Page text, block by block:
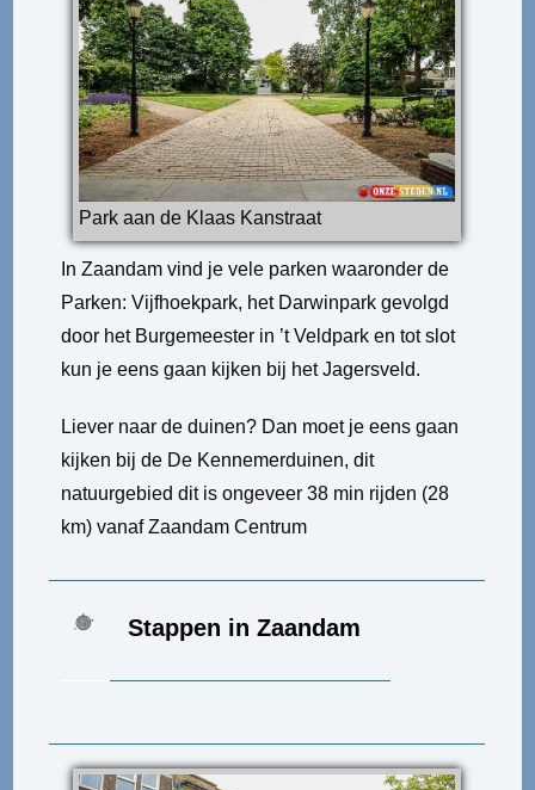
Park aan de Klaas Kanstraat
In Zaandam vind je vele parken waaronder de
Parken: Vijfhoekpark, het Darwinpark gevolgd
door het Burgemeester in ’t Veldpark en tot slot
kun je eens gaan kijken bij het Jagersveld.
Liever naar de duinen? Dan moet je eens gaan
kijken bij de De Kennemerduinen, dit
natuurgebied dit is ongeveer 38 min rijden (28
km) vanaf Zaandam Centrum
Stappen in Zaandam